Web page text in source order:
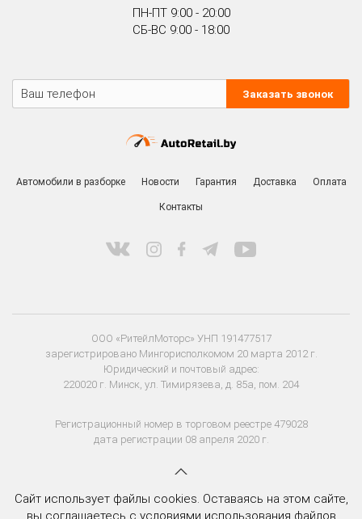
ПН-ПТ 9:00 - 20:00
СБ-ВС 9:00 - 18:00
Заказать звонок
Автомобили в разборке Новости Гарантия Доставка Оплата
Контакты
ООО «РитейлМоторс» УНП 191477517
зарегистрировано Мингорисполкомом 20 марта 2012 г.
Юридический и почтовый адрес:
220020 г. Минск, ул. Тимирязева, д. 85а, пом. 204
Регистрационный номер в торговом реестре 479028
дата регистрации 08 апреля 2020 г.
Сайт использует файлы cookies. Оставаясь на этом сайте,
вы соглашаетесь с условиями использования файлов